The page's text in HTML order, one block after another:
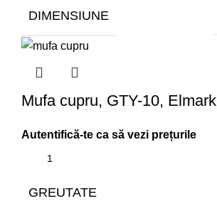
DIMENSIUNE
Mufa cupru, GTY-10, Elmark
GREUTATE